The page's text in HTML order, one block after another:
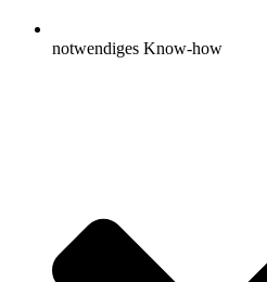
notwendiges Know-how